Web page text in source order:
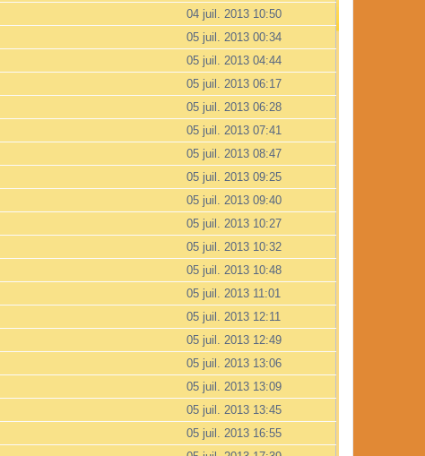
04 juil. 2013 10:50
05 juil. 2013 00:34
05 juil. 2013 04:44
05 juil. 2013 06:17
05 juil. 2013 06:28
05 juil. 2013 07:41
05 juil. 2013 08:47
05 juil. 2013 09:25
05 juil. 2013 09:40
05 juil. 2013 10:27
05 juil. 2013 10:32
05 juil. 2013 10:48
05 juil. 2013 11:01
05 juil. 2013 12:11
05 juil. 2013 12:49
05 juil. 2013 13:06
05 juil. 2013 13:09
05 juil. 2013 13:45
05 juil. 2013 16:55